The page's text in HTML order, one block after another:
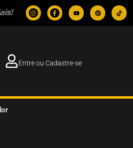
Entre ou Cadastre-se